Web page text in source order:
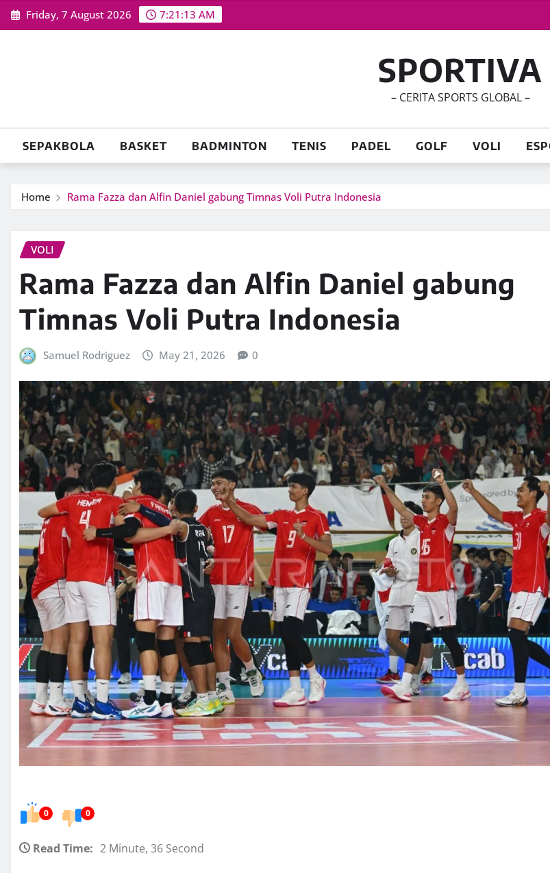
Skip
to
Friday, 7 August 2026 7:21:14 AM
SPORTIVA
– CERITA SPORTS GLOBAL –
SEPAKBOLA BASKET BADMINTON TENIS PADEL GOLF VOLI
Home Rama Fazza dan Alfin Daniel gabung Timnas Voli Putra Indonesia
VOLI
Rama Fazza dan Alfin Daniel gabung
Timnas Voli Putra Indonesia
Samuel Rodriguez May 21, 2026 0
0 0
Read Time: 2 Minute, 36 Second